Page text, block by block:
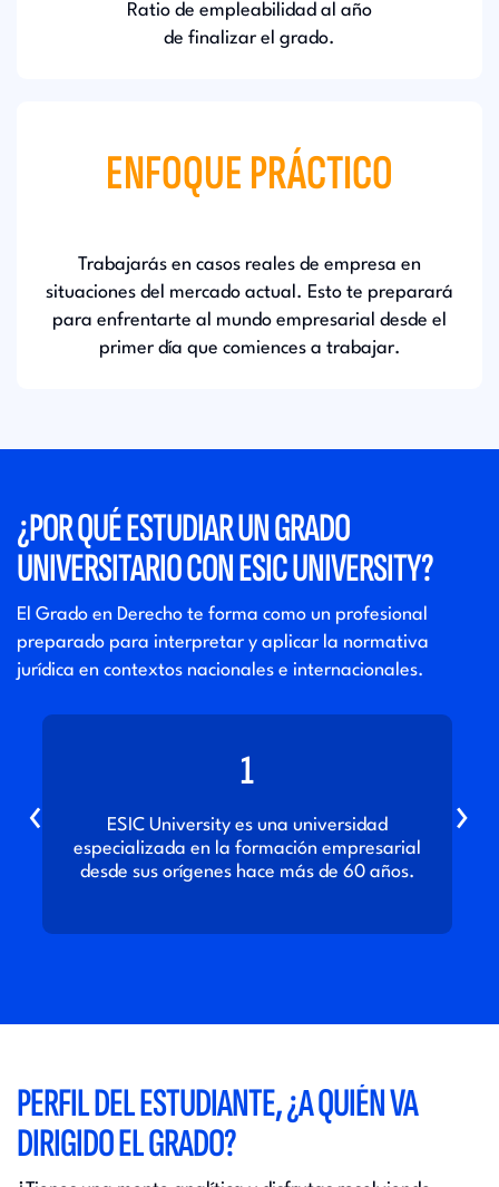
Ratio de empleabilidad al año
de finalizar el grado.
ENFOQUE PRÁCTICO
Trabajarás en casos reales de empresa en
situaciones del mercado actual. Esto te preparará
para enfrentarte al mundo empresarial desde el
primer día que comiences a trabajar.
¿POR QUÉ ESTUDIAR UN GRADO
UNIVERSITARIO CON ESIC UNIVERSITY?
El Grado en Derecho te forma como un profesional
preparado para interpretar y aplicar la normativa
jurídica en contextos nacionales e internacionales.
1
ESIC University es una universidad
especializada en la formación empresarial
desde sus orígenes hace más de 60 años.
‹ ›
PERFIL DEL ESTUDIANTE, ¿A QUIÉN VA
DIRIGIDO EL GRADO?